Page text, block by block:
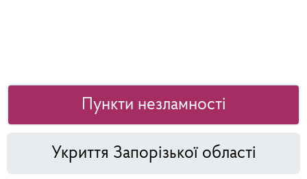
Пункти незламності
Укриття Запорізької області